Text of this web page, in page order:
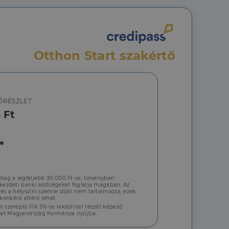
Otthon Start szakértő
Ft
a legfeljebb 30.000 Ft-os, törvényben
banki költségeket foglalja magában. Az
a helyszíni szemle díját nem tartalmazza, ezek
eltérő lehet.
szereplő FIX 3%-os lakáshitel részét képező
Magyarország Kormánya nyújtja.
való
látogatói cookie-
a Cookie-